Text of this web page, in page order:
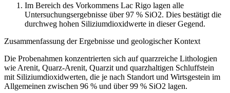
Im Bereich des Vorkommens Lac Rigo lagen alle
Untersuchungsergebnisse über 97 % SiO2. Dies bestätigt die
durchweg hohen Siliziumdioxidwerte in dieser Gegend.
Zusammenfassung der Ergebnisse und geologischer Kontext
Die Probenahmen konzentrierten sich auf quarzreiche Lithologien
wie Arenit, Quarz-Arenit, Quarzit und quarzhaltigen Schluffstein
mit Siliziumdioxidwerten, die je nach Standort und Wirtsgestein im
Allgemeinen zwischen 96 % und über 99 % SiO2 lagen.